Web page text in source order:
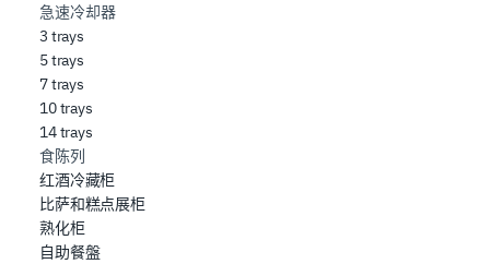
急速冷却器
3 trays
5 trays
7 trays
10 trays
14 trays
食陈列
红酒冷藏柜
比萨和糕点展柜
熟化柜
自助餐盤